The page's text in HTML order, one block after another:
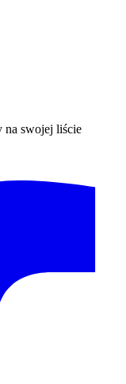
na swojej liście